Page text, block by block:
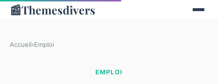
📰Themesdivers
Accueil›Emploi
EMPLOI